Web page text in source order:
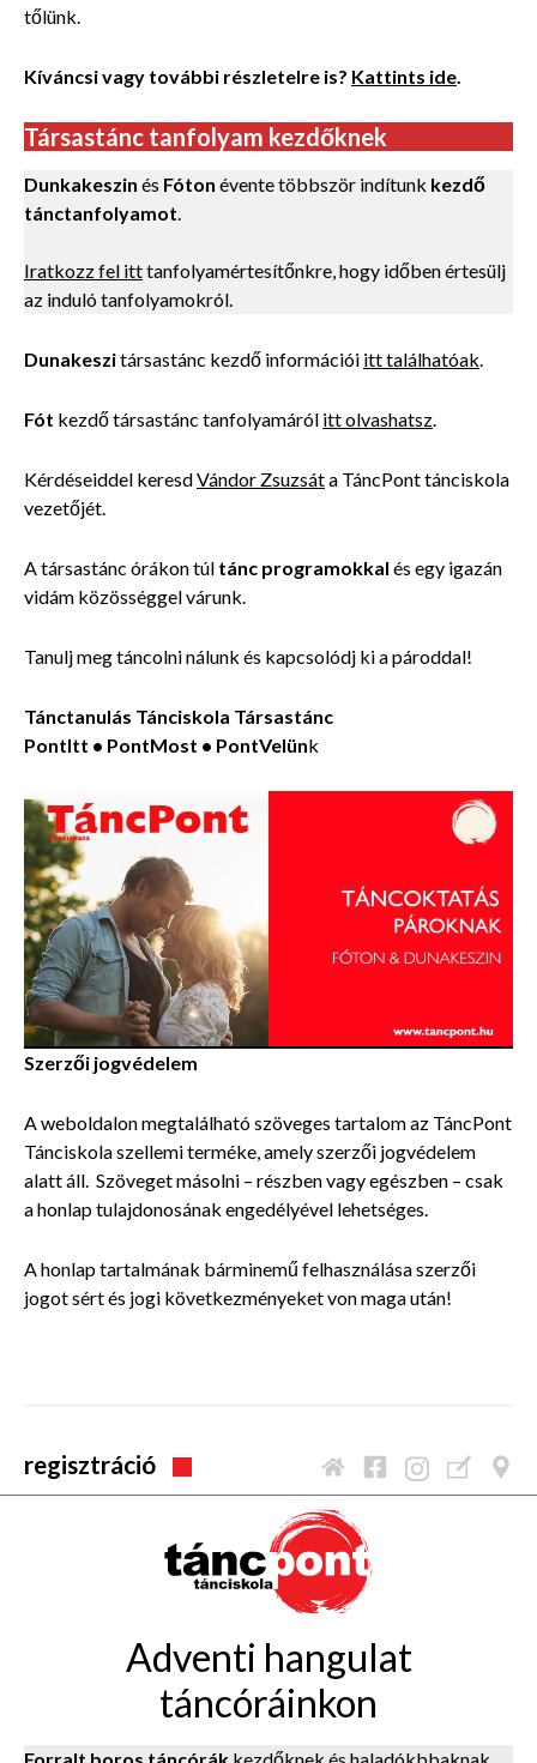
tőlünk.
Kíváncsi vagy további részletelre is? Kattints ide
Társastánc tanfolyam kezdőknek
Dunkakeszin és Fóton évente többször indítunk kezdő
tánctanfolyamot
Iratkozz fel itttanfolyamértesítőnkre, hogy időben értesülj
az induló tanfolyamokról.
Dunakeszitársastánc kezdő információi itt találhatóak
Fót kezdő társastánc tanfolyamáról itt olvashatsz
Kérdéseiddel keresdVándor Zsuzsáta TáncPont tánciskola
vezetőjét.
A társastánc órákon túl tánc programokkal és egy igazán
vidám közösséggel várunk.
Tanulj meg táncolni nálunk és kapcsolódj ki a pároddal!
Tánctanulás Tánciskola Társastánc
PontItt • PontMost • PontVelünk
Szerzői jogvédelem
A weboldalon megtalálható szöveges tartalom az TáncPont
Tánciskola szellemi terméke, amely szerzői jogvédelem
alatt áll. Szöveget másolni – részben vagy egészben – csak
a honlap tulajdonosának engedélyével lehetséges.
A honlap tartalmának bárminemű felhasználása szerzői
jogot sért és jogi következményeket von maga után!
regisztráció
Adventi hangulat
táncóráinkon